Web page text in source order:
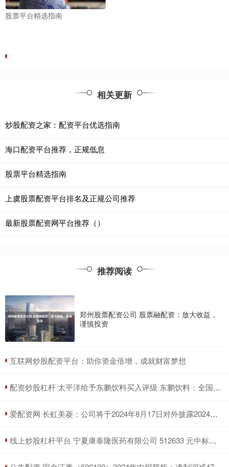
股票平台精选指南
相关更新
炒股配资之家：配资平台优选指南
海口配资平台推荐，正规低息
股票平台精选指南
上虞股票配资平台排名及正规公司推荐
最新股票配资网平台推荐（）
推荐阅读
郑州股票配资公司 股票融配资：放大收益，
谨慎投资
​互联网炒股配资平台：助你资金倍增，成就财富梦想
​配资炒股杠杆 太平洋给予东鹏饮料买入评级 东鹏饮料：全国化势头正劲 Q2业绩超预期
​爱配资网 长虹美菱：公司将于2024年8月17日对外披露2024年半年度报告等
​线上炒股杠杆平台 宁夏康泰隆医药有限公司 512633 元中标石嘴山市惠农区人民医院中药饮片采购项目